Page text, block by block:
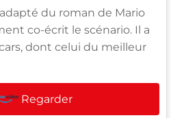
du roman de Mario
co-écrit le scénario. Il a
dont celui du meilleur
Regarder